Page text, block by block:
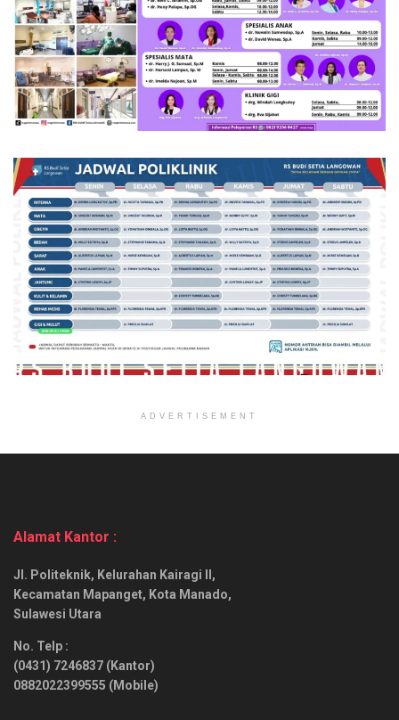
ADVERTISEMENT
Alamat Kantor :
Jl. Politeknik, Kelurahan Kairagi II,
Kecamatan Mapanget, Kota Manado,
Sulawesi Utara
No. Telp :
(0431) 7246837 (Kantor)
0882022399555 (Mobile)